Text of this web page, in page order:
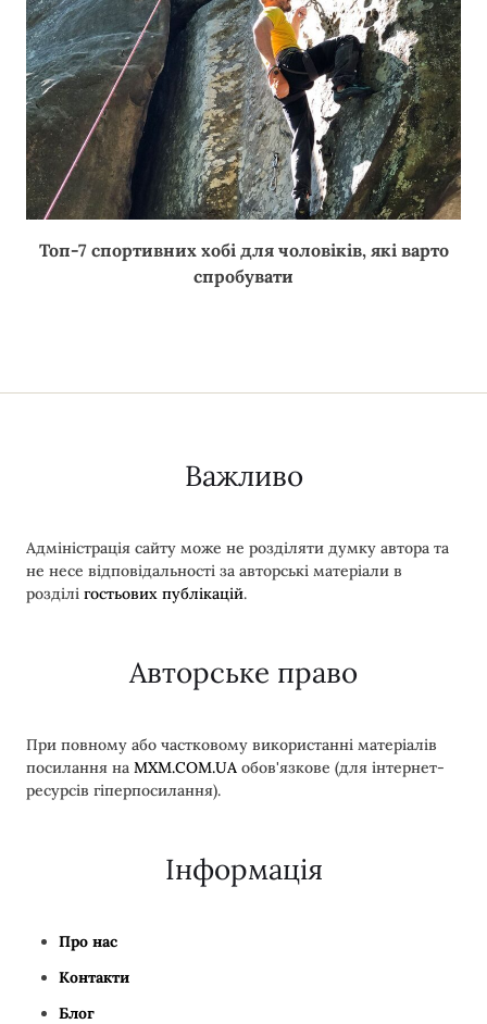
Топ-7 спортивних хобі для чоловіків, які варто
спробувати
Важливо
Адміністрація сайту може не розділяти думку автора та
не несе відповідальності за авторські матеріали в
розділі гостьових публікацій.
Авторське право
При повному або частковому використанні матеріалів
посилання на MXM.COM.UA обов'язкове (для інтернет-
ресурсів гіперпосилання).
Інформація
Про нас
Контакти
Блог